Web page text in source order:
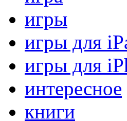
игры
игры для
игры для
интересное
книги